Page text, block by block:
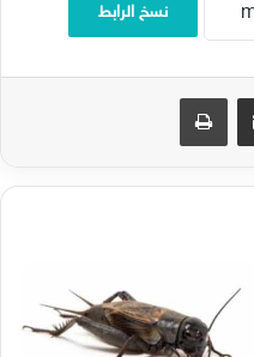
نسخ الرابط
مشاركة عبر البريد طباعة